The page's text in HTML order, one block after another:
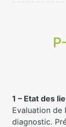
1 – Etat des
Evaluation de
diagnostic.